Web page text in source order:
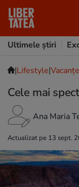
Ultimele știri
|Lifestyle|
Cele mai
Ana Maria
Actualizat pe 13 sept.